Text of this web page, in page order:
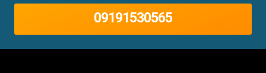
09191530565